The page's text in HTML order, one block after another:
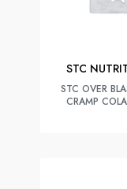
STC
STC OVER
CRAMP